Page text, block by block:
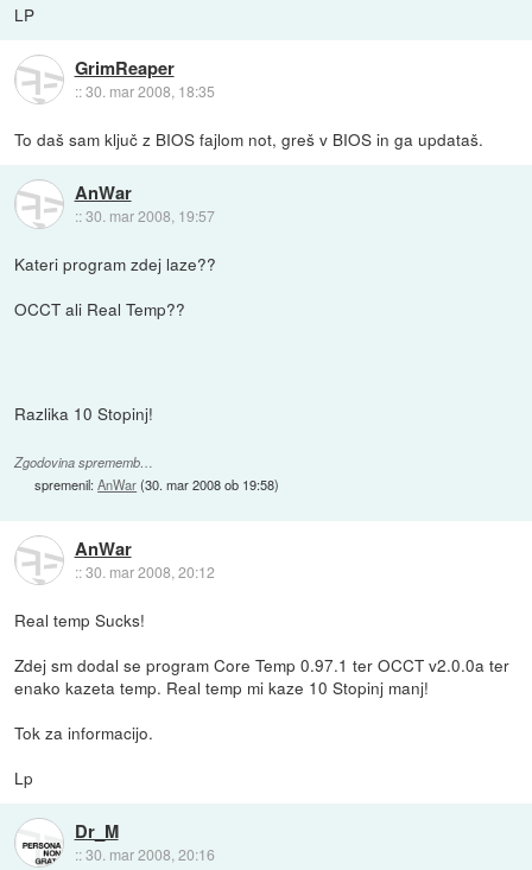
LP
GrimReaper
::30. mar 2008, 18:35
To daš sam ključ z BIOS fajlom not, greš v BIOS in ga updataš.
AnWar
::30. mar 2008, 19:57
Kateri program zdej laze??
OCCT ali Real Temp??
Razlika 10 Stopinj!
Zgodovina sprememb…
spremenil:AnWar(30. mar 2008 ob 19:58)
AnWar
::30. mar 2008, 20:12
Real temp Sucks!
Zdej sm dodal se program Core Temp 0.97.1 ter OCCT v2.0.0a ter
enako kazeta temp. Real temp mi kaze 10 Stopinj manj!
Tok za informacijo.
Lp
Dr_M
::30. mar 2008, 20:16